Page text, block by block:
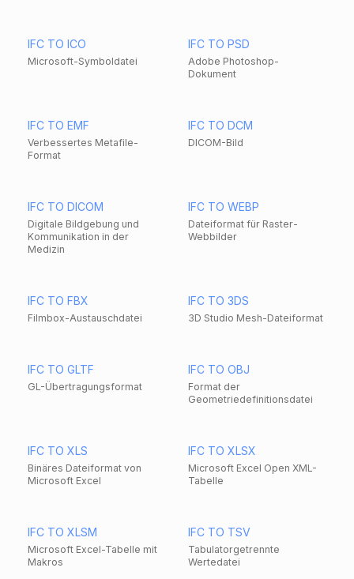
IFC TO ICO
Microsoft-Symboldatei
IFC TO PSD
Adobe Photoshop-
Dokument
IFC TO EMF
Verbessertes Metafile-
Format
IFC TO DCM
DICOM-Bild
IFC TO DICOM
Digitale Bildgebung und
Kommunikation in der
Medizin
IFC TO WEBP
Dateiformat für Raster-
Webbilder
IFC TO FBX
Filmbox-Austauschdatei
IFC TO 3DS
3D Studio Mesh-Dateiformat
IFC TO GLTF
GL-Übertragungsformat
IFC TO OBJ
Format der
Geometriedefinitionsdatei
IFC TO XLS
Binäres Dateiformat von
Microsoft Excel
IFC TO XLSX
Microsoft Excel Open XML-
Tabelle
IFC TO XLSM
Microsoft Excel-Tabelle mit
Makros
IFC TO TSV
Tabulatorgetrennte
Wertedatei